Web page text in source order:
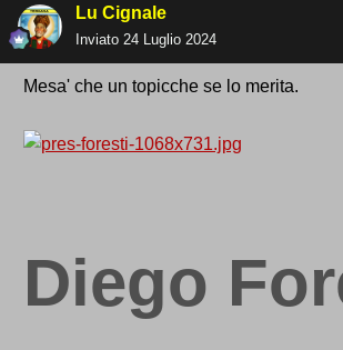
Lu Cignale
Inviato 24 Luglio 2024
Mesa' che un topicche se lo merita.
Diego